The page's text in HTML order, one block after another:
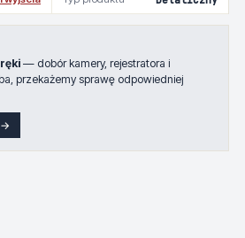
— dobór kamery, rejestratora i
przekażemy sprawę odpowiedniej
→